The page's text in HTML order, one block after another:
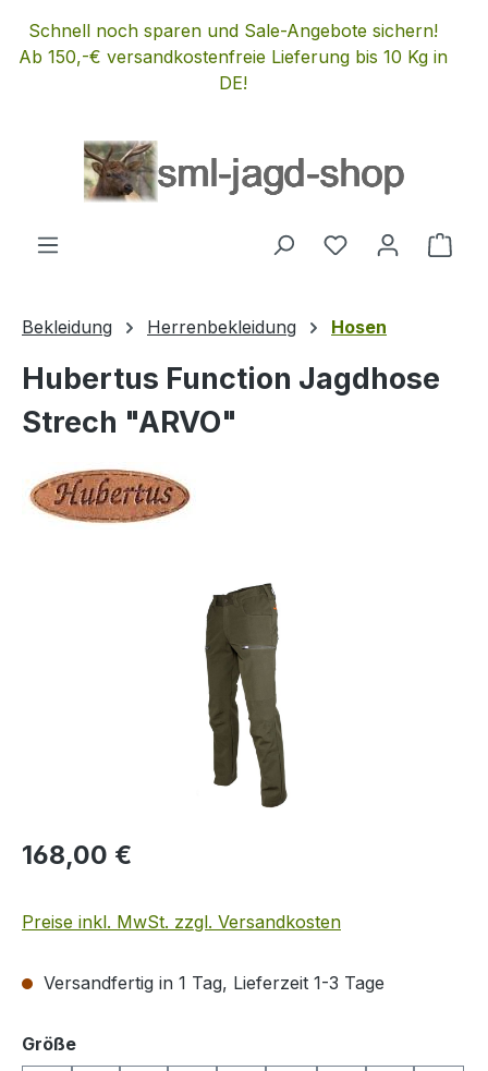
Zum Hauptinhalt springen
Schnell noch sparen und Sale-Angebote sichern!
Ab 150,-€ versandkostenfreie Lieferung bis 10 Kg in
DE!
Du hast 0
Bekleidung Herrenbekleidung Hosen
Hubertus Function Jagdhose
Strech "ARVO"
Bildergalerie überspringen
Regulärer Preis:
168,00 €
Preise inkl. MwSt. zzgl. Versandkosten
Versandfertig in 1 Tag, Lieferzeit 1-3 Tage
Größeauswählen